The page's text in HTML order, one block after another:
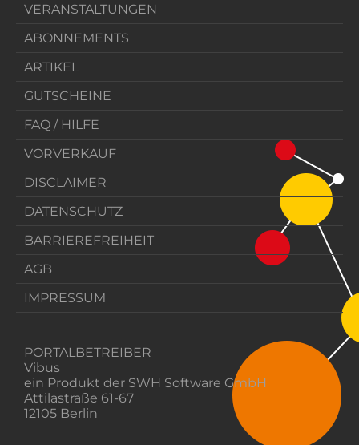
VERANSTALTUNGEN
ABONNEMENTS
ARTIKEL
GUTSCHEINE
FAQ / HILFE
VORVERKAUF
DISCLAIMER
DATENSCHUTZ
BARRIEREFREIHEIT
AGB
IMPRESSUM
PORTALBETREIBER
Vibus
ein Produkt der SWH Software GmbH
Attilastraße 61-67
12105 Berlin